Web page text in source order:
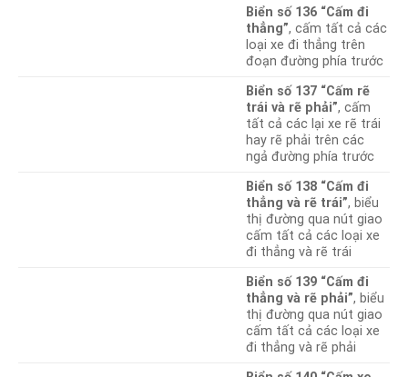
Biển số 136 “Cấm đi
thẳng”, cấm tất cả các
loại xe đi thẳng trên
đoạn đường phía trước
Biển số 137 “Cấm rẽ
trái và rẽ phải”, cấm
tất cả các lại xe rẽ trái
hay rẽ phải trên các
ngả đường phía trước
Biển số 138 “Cấm đi
thẳng và rẽ trái”, biểu
thị đường qua nút giao
cấm tất cả các loại xe
đi thẳng và rẽ trái
Biển số 139 “Cấm đi
thẳng và rẽ phải”, biểu
thị đường qua nút giao
cấm tất cả các loại xe
đi thẳng và rẽ phải